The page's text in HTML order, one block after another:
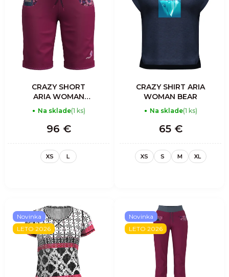
CRAZY SHORT
ARIA WOMAN
BLUEBERRY
Na sklade(1 ks)
96 €
XS L
CRAZY SHIRT ARIA
WOMAN BEAR
Na sklade(1 ks)
65 €
XS S M XL
Novinka
LETO 2026
Novinka
LETO 2026